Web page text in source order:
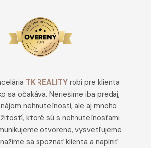
TK REALITYrobí pre klienta
sa očakáva. Neriešime iba predaj,
nehnuteľnosti, ale aj mnoho
ktoré sú s nehnuteľnosťami
otvorene, vysvetľujeme
sa spoznať klienta a naplniť